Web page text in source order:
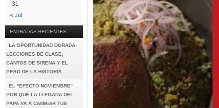
31
« Jul
ENTRADAS RECIENTES
LA OPORTUNIDAD DORADA:
LECCIONES DE CLASE,
CANTOS DE SIRENA Y EL
PESO DE LA HISTORIA
EL “EFECTO NOVIEMBRE”
POR QUÉ LA LLEGADA DEL
PAPA VA A CAMBIAR TUS